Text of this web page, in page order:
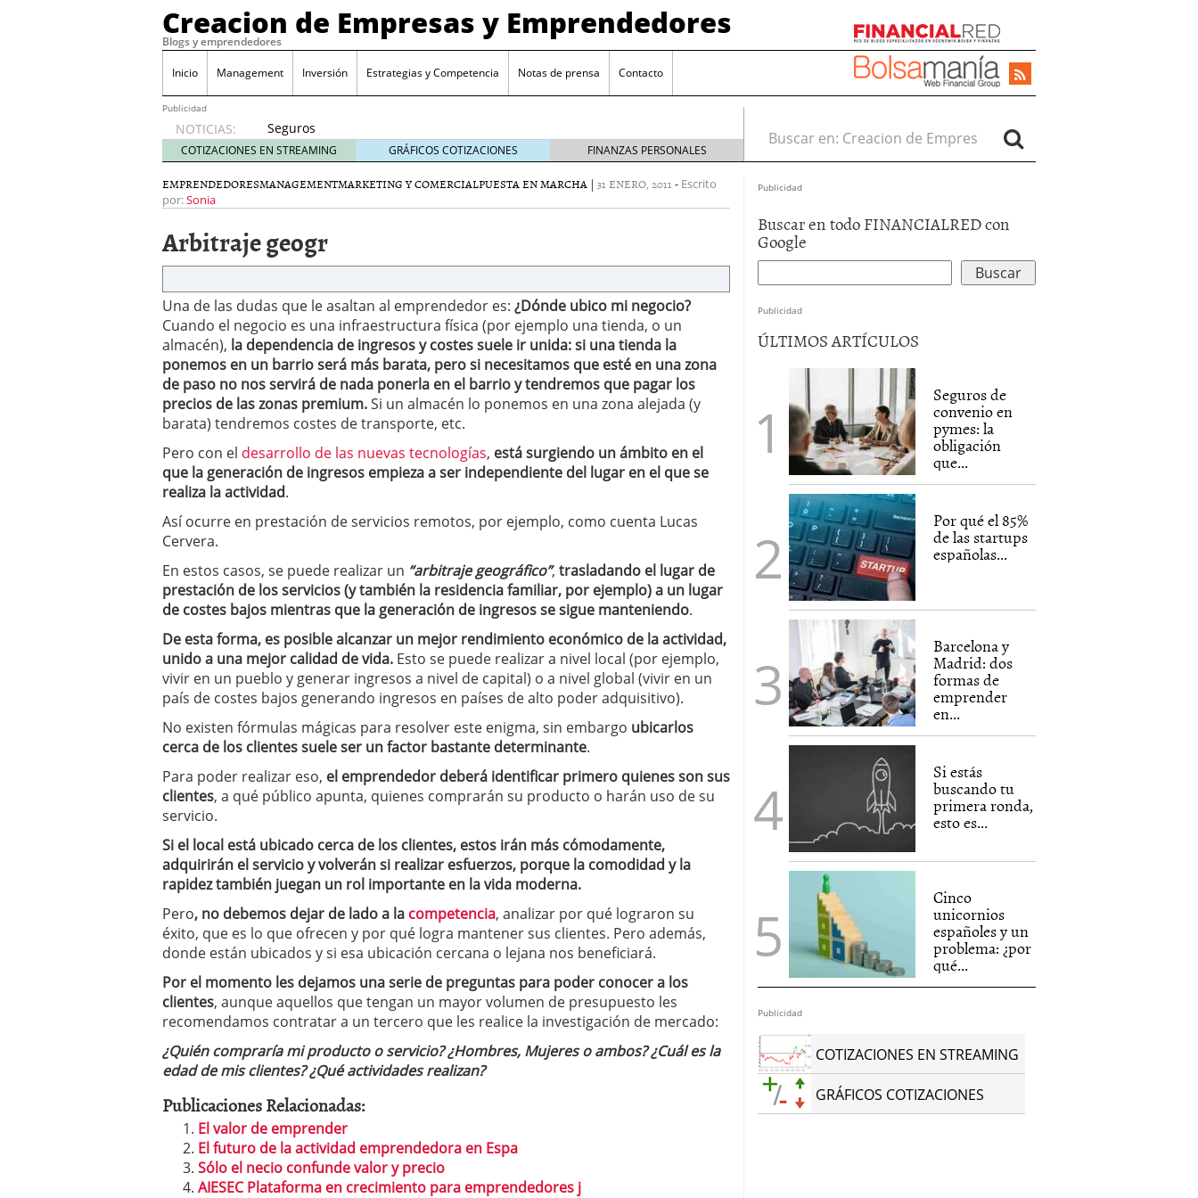
Creacion de Empresas y Emprendedores
Blogs y emprendedores
Inicio Management Inversión Estrategias y Competencia Notas de prensa Contacto
Publicidad
NOTICIAS:
Seguros
de
convenio
en
obligación
que
muchas
empresas
descubren
cuando
ya es
demasiado
tarde
2026/07/20
Por qué el 85% de las startups españolas no llega a los tres años (y cómo
evitar ser una de ellas) 2026/02/28
Barcelona y Madrid: dos formas de emprender en el mismo país 2026/02/23
Si estás buscando tu primera ronda, esto es lo que los fondos quieren ver
en 2026
2026/02/16
Cinco unicornios españoles y un problema: ¿por qué no salen más?
2026/02/08
COTIZACIONES EN STREAMING GRÁFICOS COTIZACIONES FINANZAS PERSONALES
Buscar en:
EMPRENDEDORESMANAGEMENTMARKETING Y COMERCIALPUESTA EN MARCHA | 31 ENERO, 2011 - Escrito
por:Sonia
Arbitraje geogr
Una de las dudas que le asaltan al emprendedor es: ¿Dónde ubico mi negocio?
Cuando el negocio es una infraestructura física (por ejemplo una tienda, o un
almacén), la dependencia de ingresos y costes suele ir unida: si una tienda la
ponemos en un barrio será más barata, pero si necesitamos que esté en una zona
de paso no nos servirá de nada ponerla en el barrio y tendremos que pagar los
precios de las zonas premium.Si un almacén lo ponemos en una zona alejada (y
barata) tendremos costes de transporte, etc.
Pero con el desarrollo de las nuevas tecnologías, está surgiendo un ámbito en el
que la generación de ingresos empieza a ser independiente del lugar en el que se
realiza la actividad.
Así ocurre en prestación de servicios remotos, por ejemplo, como cuenta Lucas
Cervera.
En estos casos, se puede realizar un “arbitraje geográfico”, trasladando el lugar de
prestación de los servicios (y también la residencia familiar, por ejemplo) a un lugar
de costes bajos mientras que la generación de ingresos se sigue manteniendo.
De esta forma, es posible alcanzar un mejor rendimiento económico de la actividad,
unido a una mejor calidad de vida. Esto se puede realizar a nivel local (por ejemplo,
vivir en un pueblo y generar ingresos a nivel de capital) o a nivel global (vivir en un
país de costes bajos generando ingresos en países de alto poder adquisitivo).
No existen fórmulas mágicas para resolver este enigma, sin embargo ubicarlos
cerca de los clientes suele ser un factor bastante determinante.
Para poder realizar eso, el emprendedor deberá identificar primero quienes son sus
clientes, a qué público apunta, quienes comprarán su producto o harán uso de su
servicio.
Si el local está ubicado cerca de los clientes, estos irán más cómodamente,
adquirirán el servicio y volverán si realizar esfuerzos, porque la comodidad y la
rapidez también juegan un rol importante en la vida moderna.
Pero, no debemos dejar de lado a la competencia, analizar por qué lograron su
éxito, que es lo que ofrecen y por qué logra mantener sus clientes. Pero además,
donde están ubicados y si esa ubicación cercana o lejana nos beneficiará.
Por el momento les dejamos una serie de preguntas para poder conocer a los
clientes, aunque aquellos que tengan un mayor volumen de presupuesto les
recomendamos contratar a un tercero que les realice la investigación de mercado:
¿Quién compraría mi producto o servicio? ¿Hombres, Mujeres o ambos? ¿Cuál es la
edad de mis clientes? ¿Qué actividades realizan?
Publicaciones Relacionadas:
El valor de emprender
El futuro de la actividad emprendedora en Espa
Sólo el necio confunde valor y precio
AIESEC Plataforma en crecimiento para emprendedores j
Publicidad
Buscar en todo FINANCIALRED con
Google
Publicidad
ÚLTIMOS ARTÍCULOS
Seguros de
convenio en
pymes: la
obligación
que...
Por qué el 85%
de las startups
españolas...
Barcelona y
Madrid: dos
formas de
emprender
en...
Si estás
buscando tu
primera ronda,
esto es...
Cinco
unicornios
españoles y un
problema: ¿por
qué...
Publicidad
COTIZACIONES EN STREAMING
GRÁFICOS COTIZACIONES